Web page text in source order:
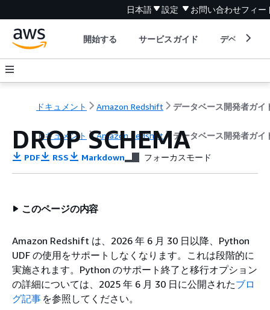
日本語 設定 お問い合わせフィー
開始する サービスガイド デベロッパ
ドキュメント Amazon Redshift データベース開発者ガイ
ドキュメント Amazon Redshift データベース開発者ガイ
DROP SCHEMA
PDF RSS Markdown フォーカスモード
このページの内容
Amazon Redshift は、2026 年 6 月 30 日以降、Python
UDF の使用をサポートしなくなります。これは段階的に
実施されます。Python のサポート終了と移行オプション
の詳細については、2025 年 6 月 30 日に公開されたブロ
グ記事 を参照してください。